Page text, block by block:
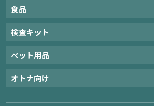
食品
検査キット
ペット用品
オトナ向け